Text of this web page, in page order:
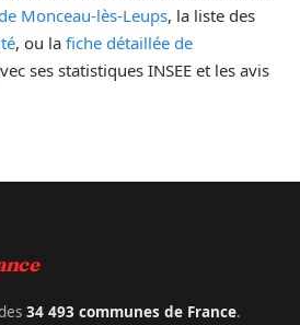
Monceau-lès-Leups, la liste des
, ou la fiche détaillée de
ses statistiques INSEE et les avis
34 493 communes de France.